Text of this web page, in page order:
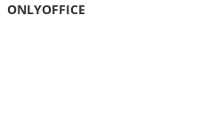
ONLYOFFICE